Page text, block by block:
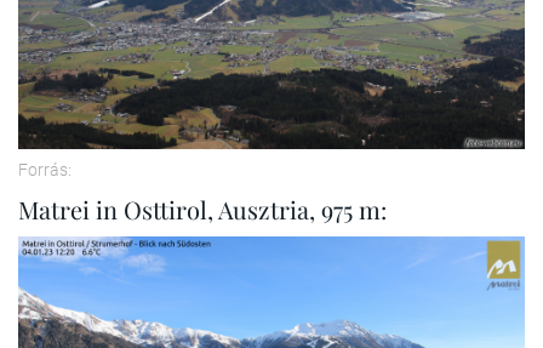
Forrás:
Matrei in Osttirol, Ausztria, 975 m: